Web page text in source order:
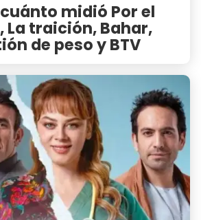
midió Por el
La traición, Bahar,
de peso y BTV